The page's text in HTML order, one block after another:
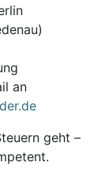
an
geht –